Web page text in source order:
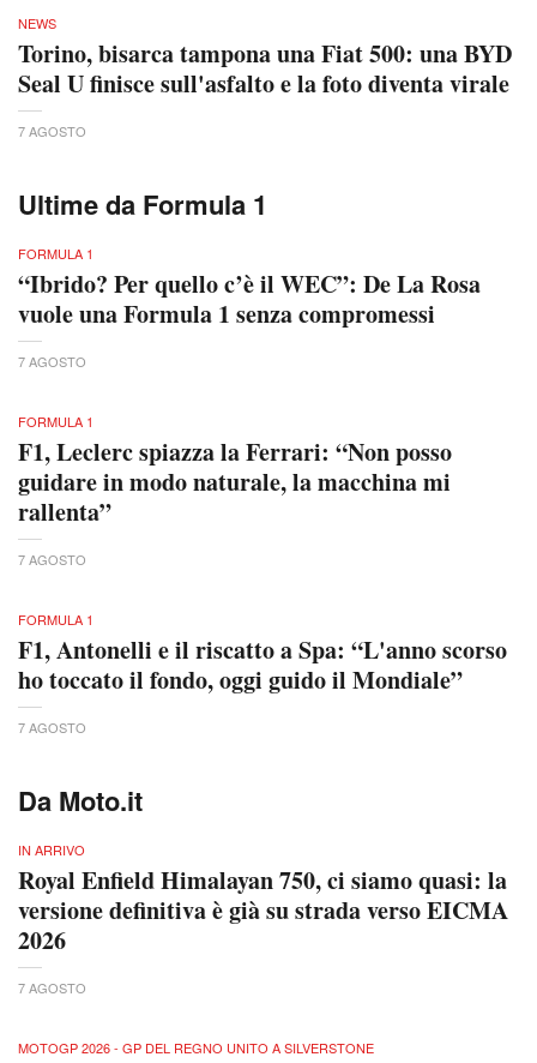
NEWS
Torino, bisarca tampona una Fiat 500: una BYD
Seal U finisce sull'asfalto e la foto diventa virale
7 AGOSTO
Ultime da Formula 1
FORMULA 1
“Ibrido? Per quello c’è il WEC”: De La Rosa
vuole una Formula 1 senza compromessi
7 AGOSTO
FORMULA 1
F1, Leclerc spiazza la Ferrari: “Non posso
guidare in modo naturale, la macchina mi
rallenta”
7 AGOSTO
FORMULA 1
F1, Antonelli e il riscatto a Spa: “L'anno scorso
ho toccato il fondo, oggi guido il Mondiale”
7 AGOSTO
Da Moto.it
IN ARRIVO
Royal Enfield Himalayan 750, ci siamo quasi: la
versione definitiva è già su strada verso EICMA
2026
7 AGOSTO
MOTOGP 2026 - GP DEL REGNO UNITO A SILVERSTONE